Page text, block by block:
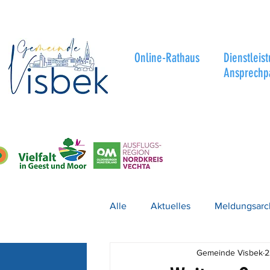
Online-Rathaus
Alle Aktuelles
Gemeinde Visbek